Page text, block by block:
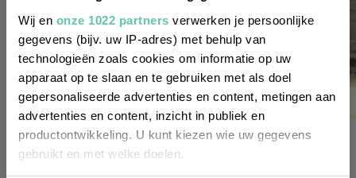
Wij en onze 1022 partners verwerken je persoonlijke
gegevens (bijv. uw IP-adres) met behulp van
technologieën zoals cookies om informatie op uw
apparaat op te slaan en te gebruiken met als doel
gepersonaliseerde advertenties en content, metingen aan
advertenties en content, inzicht in publiek en
productontwikkeling. U kunt kiezen wie uw gegevens
gebruikt en met welke doelen.
het franse leven
Vlot Frans spreken? 20 populaire afkortingen
van de laatste nieuwtjes, leuke adressen
en inspirerende tips voor Frankrijk? Meld
je dan aan voor onze 2-wekelijkse
nieuwsbrief. Zo gedaan!